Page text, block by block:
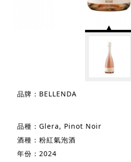
品牌：BELLENDA
品種：Glera, Pinot Noir
酒種：粉紅氣泡酒
年份：2024